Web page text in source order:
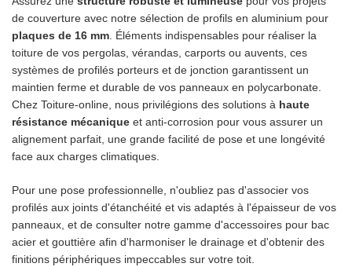
de couverture avec notre sélection de profils en aluminium pour
plaques de 16 mm . Éléments indispensables pour réaliser la
toiture de vos pergolas, vérandas, carports ou auvents, ces
systèmes de profilés porteurs et de jonction garantissent un
maintien ferme et durable de vos panneaux en polycarbonate.
Chez Toiture-online, nous privilégions des solutions à haute
résistance mécanique et anti-corrosion pour vous assurer un
alignement parfait, une grande facilité de pose et une longévité
face aux charges climatiques.
Pour une pose professionnelle, n'oubliez pas d'associer vos
profilés aux joints d'étanchéité et vis adaptés à l'épaisseur de vos
panneaux, et de consulter notre gamme d'accessoires pour bac
acier et gouttière afin d'harmoniser le drainage et d'obtenir des
finitions périphériques impeccables sur votre toit.